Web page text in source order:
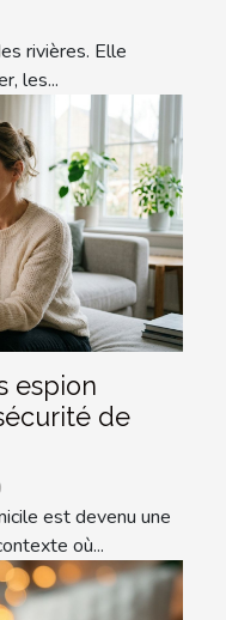
rivières. Elle
les...
espion
de
est devenu une
où...